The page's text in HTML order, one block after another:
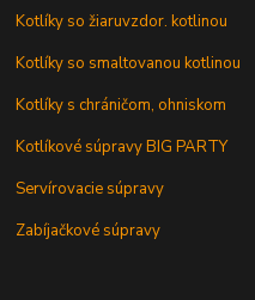
Kotlíky so žiaruvzdor. kotlinou
Kotlíky so smaltovanou kotlinou
Kotlíky s chráničom, ohniskom
Kotlíkové súpravy BIG PARTY
Servírovacie súpravy
Zabíjačkové súpravy